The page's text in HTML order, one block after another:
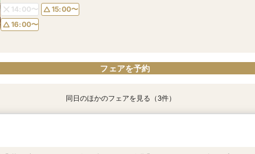
14:00〜
15:00〜
16:00〜
フェアを予約
２組限定【料理重視必見】ゲスト想いの懐石フレンチ試食×平日だ
＼初見学におすすめ☆平日限定／おもてなしに重要なお料理”懐石
同日のほかのフェアを見る（3件）